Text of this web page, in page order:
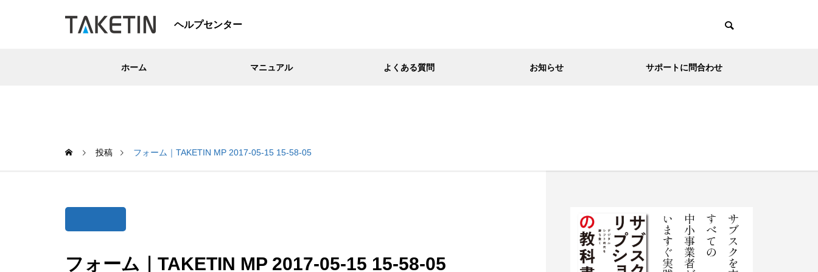
ヘルプセンター
ホーム マニュアル よくある質問 お知らせ サポートに問合わせ
投稿 フォーム｜TAKETIN MP 2017-05-15 15-58-05
フォーム｜TAKETIN MP 2017-05-15 15-58-05